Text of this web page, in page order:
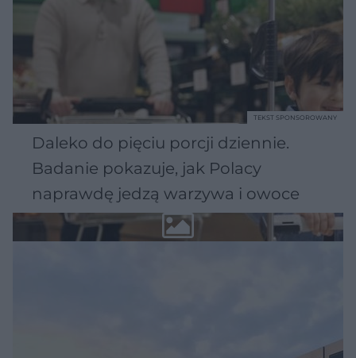
Daleko do pięciu porcji dziennie.
Badanie pokazuje, jak Polacy
naprawdę jedzą warzywa i owoce
TEKST SPONSOROWANY